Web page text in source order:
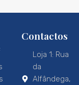
Contactos
Loja 1: Rua
da
Alfândega,